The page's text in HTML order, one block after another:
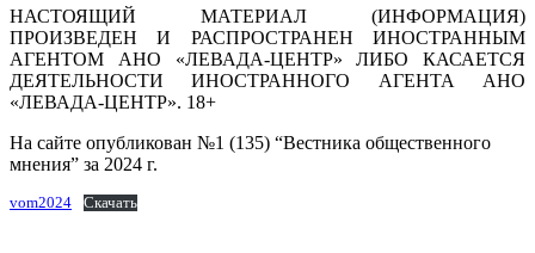
НАСТОЯЩИЙ МАТЕРИАЛ (ИНФОРМАЦИЯ)
ПРОИЗВЕДЕН И РАСПРОСТРАНЕН ИНОСТРАННЫМ
АГЕНТОМ АНО «ЛЕВАДА-ЦЕНТР» ЛИБО КАСАЕТСЯ
ДЕЯТЕЛЬНОСТИ ИНОСТРАННОГО АГЕНТА АНО
«ЛЕВАДА-ЦЕНТР». 18+
На сайте опубликован №1 (135) “Вестника общественного
мнения” за 2024 г.
vom2024 Скачать